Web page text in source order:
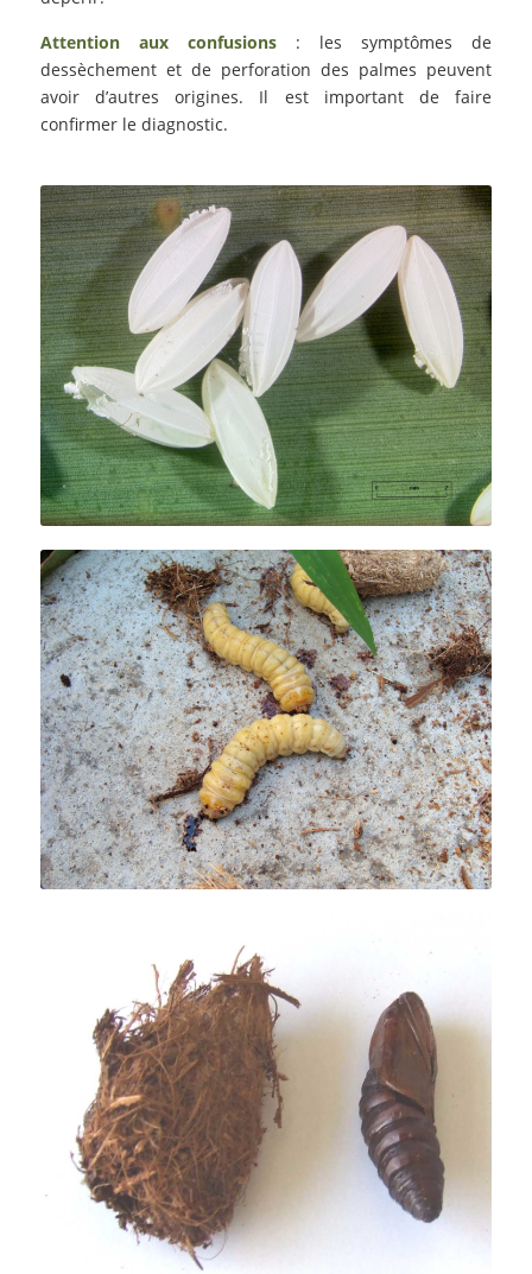
Attention aux confusions: les symptômes de
dessèchement et de perforation des palmes peuvent
avoir d’autres origines. Il est important de faire
confirmer le diagnostic.
Oeufs de Paysandisia archon.
Chenille dePaysandisia archon.
Cocon et nymphe de
Paysandisia
archon.